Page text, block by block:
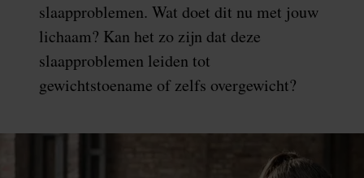
slaapproblemen. Wat doet dit nu met jouw
lichaam? Kan het zo zijn dat deze
slaapproblemen leiden tot
gewichtstoename of zelfs overgewicht?